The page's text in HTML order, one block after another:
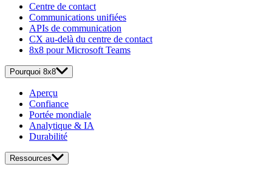
Centre de contact
Communications unifiées
APIs de communication
CX au-delà du centre de contact
8x8 pour Microsoft Teams
Pourquoi 8x8
Aperçu
Confiance
Portée mondiale
Analytique & IA
Durabilité
Ressources